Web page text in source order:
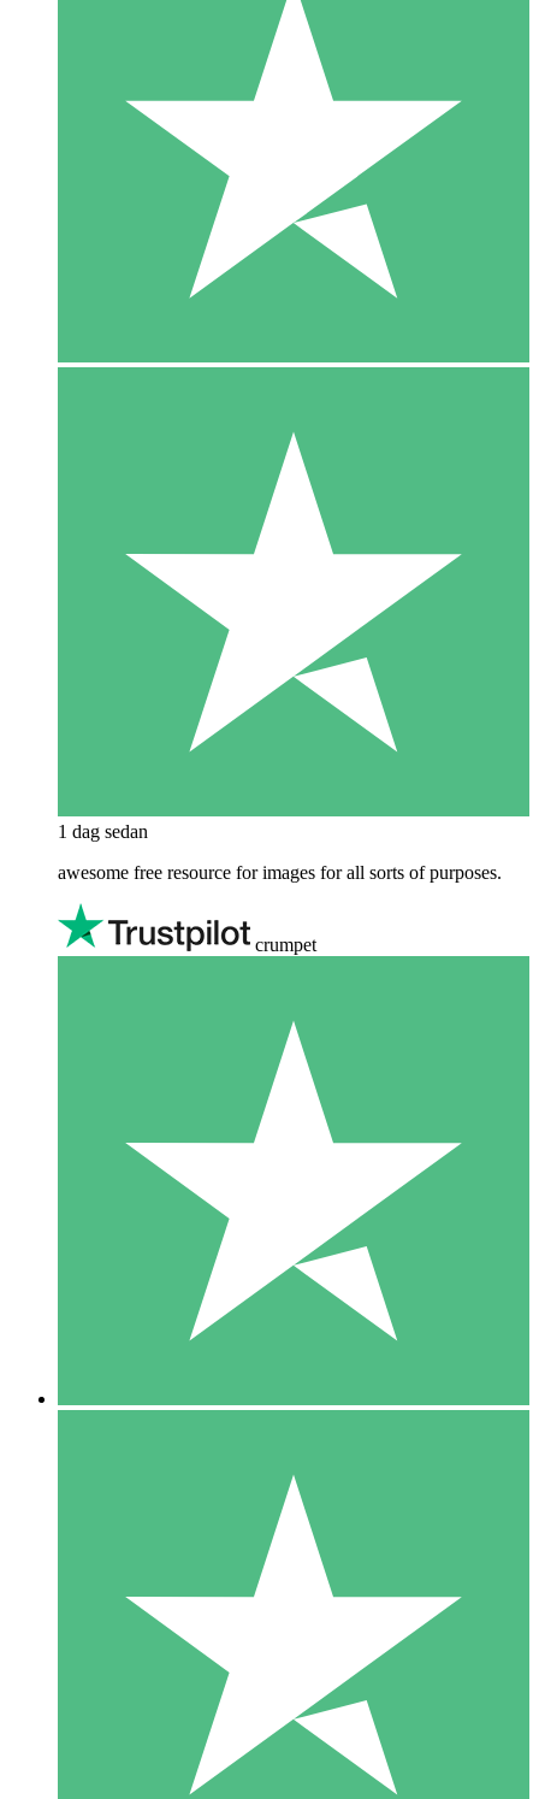
1 dag sedan
awesome free resource for images for all sorts of purposes.
crumpet